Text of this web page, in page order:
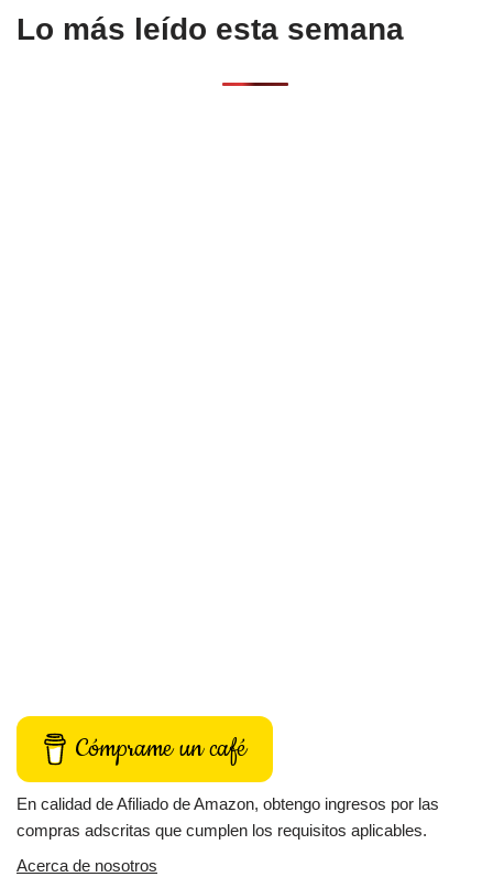
Lo más leído esta semana
Cómprame un café
En calidad de Afiliado de Amazon, obtengo ingresos por las
compras adscritas que cumplen los requisitos aplicables.
Acerca de nosotros